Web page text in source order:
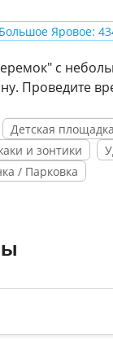
Яровое:
с
Проведите
Детская площадка
и зонтики
/ Парковка